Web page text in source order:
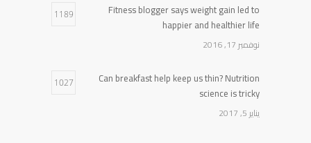
Fitness blogger says weight gain led to
happier and healthier life
1189
نوفمبر 17, 2016
Can breakfast help keep us thin? Nutrition
science is tricky
1027
يناير 5, 2017